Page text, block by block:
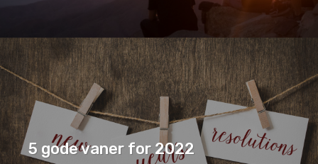
5 gode vaner for 2022